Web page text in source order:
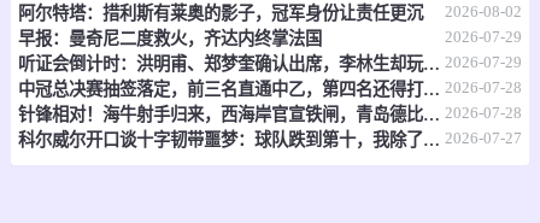
伊斯柏纳 0 - 0 格尼斯
情报
巴马甲 08-09 09:30 即将开始
阿尔特塔：措利斯有莱奥的影子，冠军身份让责任更沉 2026-08-02
早报：曼奇尼二度救火，齐达内终掌法国 2026-07-29
听证会倒计时：洪明甫、郑梦奎确认出席，李林生却玩起了“缺席”戏码 2026-07-29
中冠总决赛抽签落定，前三名直通中乙，第四名还得打附加赛 2026-07-28
针锋相对！海牛射手归来，西海岸官宣铁闸，青岛德比倒计时 2026-07-28
科尔威尔开口谈十字韧带噩梦：球队跌到第十，我除了干瞪眼什么也做不了 2026-07-27